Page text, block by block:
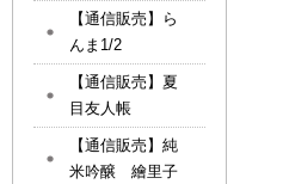
【通信販売】ら
んま1/2
【通信販売】夏
目友人帳
【通信販売】純
米吟醸 繪里子